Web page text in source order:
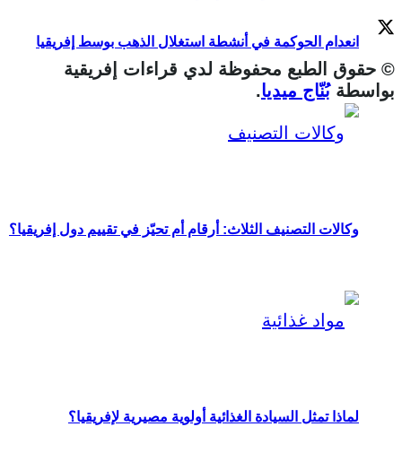
انعدام الحوكمة في أنشطة استغلال الذهب بوسط إفريقيا
وكالات التصنيف الثلاث: أرقام أم تحيّز في تقييم دول إفريقيا؟
لماذا تمثل السيادة الغذائية أولوية مصيرية لإفريقيا؟
© حقوق الطبع محفوظة لدي قراءات إفريقية
بواسطةبُنّاج ميديا.